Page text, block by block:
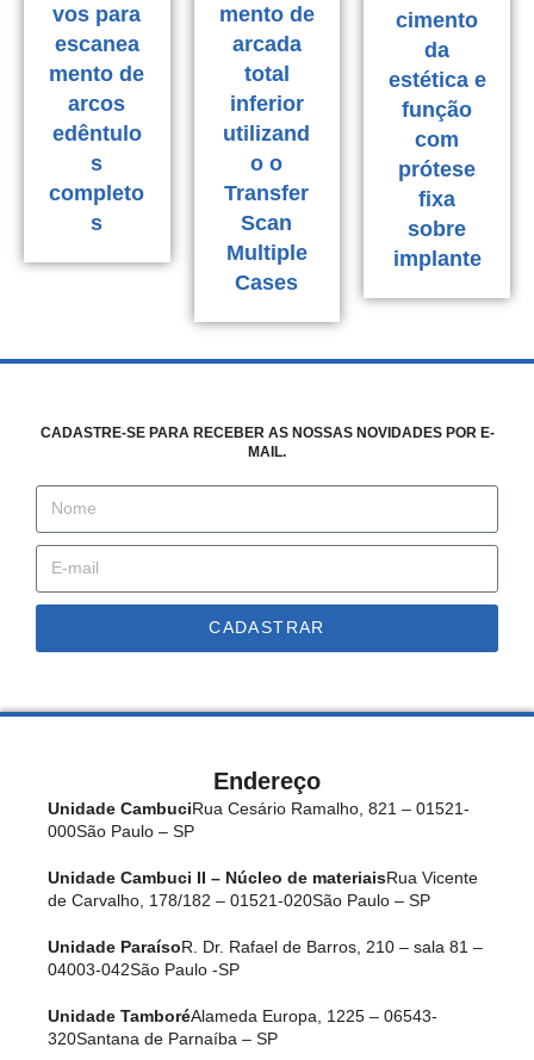
vos para
escanea
mento de
arcos
edêntulo
s
completo
s
mento de
arcada
total
inferior
utilizand
o o
Transfer
Scan
Multiple
Cases
cimento
da
estética e
função
com
prótese
fixa
sobre
implante
CADASTRE-SE PARA RECEBER AS NOSSAS NOVIDADES POR E-
MAIL.
CADASTRAR
Endereço
Unidade CambuciRua Cesário Ramalho, 821 – 01521-
000São Paulo – SP
Unidade Cambuci II – Núcleo de materiaisRua Vicente
de Carvalho, 178/182 – 01521-020São Paulo – SP
Unidade ParaísoR. Dr. Rafael de Barros, 210 – sala 81 –
04003-042São Paulo -SP
Unidade TamboréAlameda Europa, 1225 – 06543-
320Santana de Parnaíba – SP